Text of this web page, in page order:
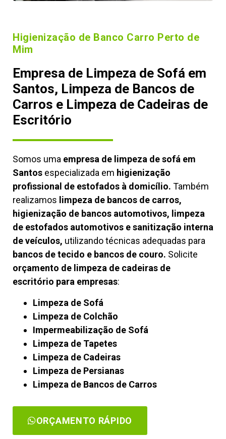
Higienização de Banco Carro Perto de
Mim
Empresa de Limpeza de Sofá em
Santos, Limpeza de Bancos de
Carros e Limpeza de Cadeiras de
Escritório
Somos uma empresa de limpeza de sofá em
Santos especializada em higienização
profissional de estofados à domicílio. Também
realizamos limpeza de bancos de carros,
higienização de bancos automotivos, limpeza
de estofados automotivos e sanitização interna
de veículos, utilizando técnicas adequadas para
bancos de tecido e bancos de couro. Solicite
orçamento de limpeza de cadeiras de
escritório para empresas:
Limpeza de Sofá
Limpeza de Colchão
Impermeabilização de Sofá
Limpeza de Tapetes
Limpeza de Cadeiras
Limpeza de Persianas
Limpeza de Bancos de Carros
ORÇAMENTO RÁPIDO